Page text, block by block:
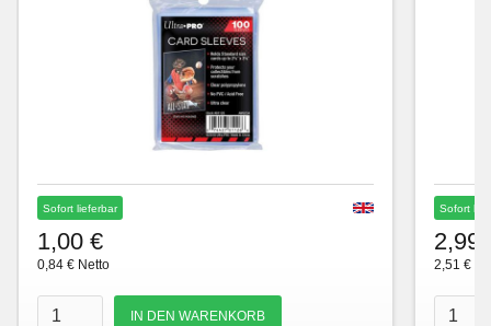
Sofort lieferbar
1,00 €
0,84 € Netto
Sofort
2,99
2,51 €